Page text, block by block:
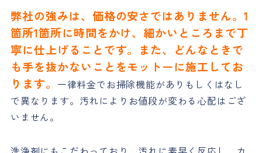
弊社の強みは、価格の安さではありません。1
箇所1箇所に時間をかけ、細かいところまで丁
寧に仕上げることです。また、どんなときで
も手を抜かないことをモットーに施工してお
ります。 一律料金でお掃除機能がありもしくはなし
で異なります。汚れによりお値段が変わる心配はござ
いません。